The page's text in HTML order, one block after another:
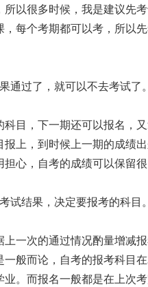
所以很多时候，我是建议先
，每个考期都可以考，所以
通过了，就可以不去考试了。
科目，下一期还可以报名，
报上，到时候上一期的成绩
心，自考的成绩可以保留
试结果，决定要报考的科目。
上一次的通过情况酌量增减
一般而论，自考的报考科目
业。而报名一般都是在上次